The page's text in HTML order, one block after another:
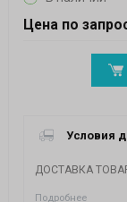
Цена по
Условия
ДОСТАВКА
Подробнее